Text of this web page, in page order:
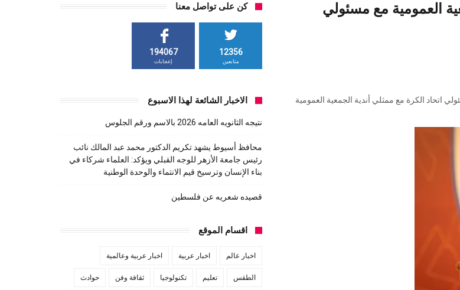
العمومية مع مسئولي
الكرة مع ممثلي أندية الجمعية العمومية
كن على تواصل معنا
12356
متابعين
194067
إعجابات
الاخبار الشائعة لهذا الاسبوع
نتيجه الثانويه العامه 2026 بالاسم ورقم الجلوس
محافظ أسيوط يشهد تكريم الدكتور محمد عبد المالك نائب
رئيس جامعة الأزهر للوجه القبلي ويؤكد: العلماء شركاء في
بناء الإنسان وترسيخ قيم الانتماء والوحدة الوطنية
قصيده شعريه عن فلسطين
اقسام الموقع
اخبار عالم اخبار عربية اخبار عربية وعالمية
الطقس تعليم تكنولوجيا ثقافة وفن حوادث